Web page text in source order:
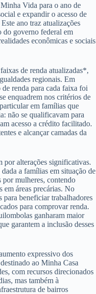
Vida para o ano de
e expandir o acesso de
ano traz atualizações
do governo federal em
econômicas e sociais
de renda atualizadas*,
regionais. Em
renda para cada faixa foi
enquadrem nos critérios de
em famílias que
não se qualificavam para
acesso a crédito facilitado.
e alcançar camadas da
por alterações significativas.
a famílias em situação de
por mulheres, contendo
em áreas precárias. No
beneficiar trabalhadores
para comprovar renda.
ganharam maior
garantem a inclusão desses
expressivo dos
ao Minha Casa
com recursos direcionados
mas também à
de bairros